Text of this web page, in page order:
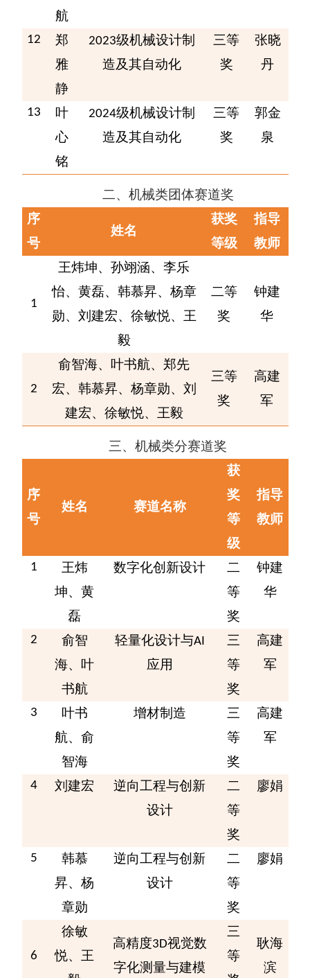
航
12
郑
雅
静
2023级机械设计制
造及其自动化
三等
奖
张晓
丹
13
叶
心
铭
2024级机械设计制
造及其自动化
三等
奖
郭金
泉
二、 机械类团体赛道奖
序
号
姓名
获奖
等级
指导
教师
1
王炜坤、孙翊涵、李乐
怡、黄磊、韩慕昇、杨章
勋、刘建宏、徐敏悦、王
毅
二等
奖
钟建
华
2
俞智海、叶书航、郑先
宏、韩慕昇、杨章勋、刘
建宏、徐敏悦、王毅
三等
奖
高建
军
三、机械类分赛道奖
序
号
姓名 赛道名称
获
奖
等
级
指导
教师
1
王炜
坤、黄
磊
数字化创新设计
二
等
奖
钟建
华
2
俞智
海、叶
书航
轻量化设计与AI
应用
三
等
奖
高建
军
3
叶书
航、俞
智海
增材制造
三
等
奖
高建
军
4 刘建宏
逆向工程与创新
设计
二
等
奖
廖娟
5
韩慕
昇、杨
章勋
逆向工程与创新
设计
二
等
奖
廖娟
6
徐敏
悦、王
高精度3D视觉数
字化测量与建模
三
等
耿海
滨